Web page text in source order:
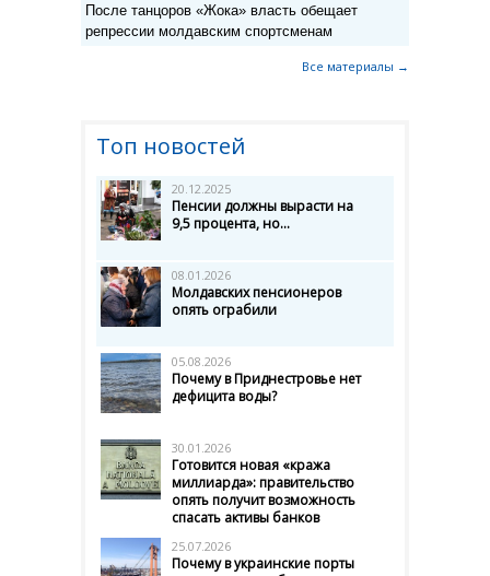
После танцоров «Жока» власть обещает
репрессии молдавским спортсменам
Все материалы →
Топ новостей
20.12.2025
Пенсии должны вырасти на
9,5 процента, но...
08.01.2026
Молдавских пенсионеров
опять ограбили
05.08.2026
Почему в Приднестровье нет
дефицита воды?
30.01.2026
Готовится новая «кража
миллиарда»: правительство
опять получит возможность
спасать активы банков
25.07.2026
Почему в украинские порты